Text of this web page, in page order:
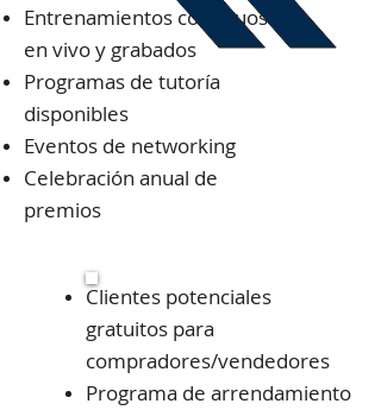
Entrenamientos continuos
en vivo y grabados
Programas de tutoría
disponibles
Eventos de networking
Celebración anual de
premios
Clientes potenciales
gratuitos para
compradores/vendedores
Programa de arrendamiento